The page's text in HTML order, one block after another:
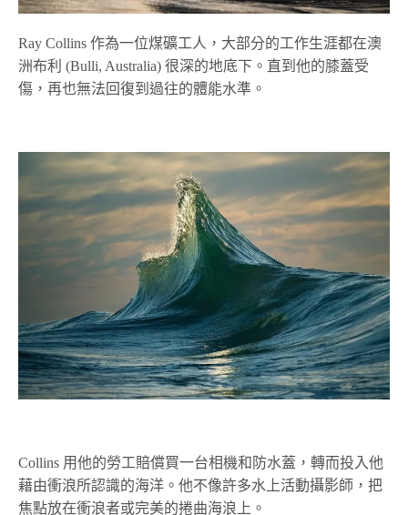
Ray Collins 作為一位煤礦工人，大部分的工作生涯都在澳
洲布利 (Bulli, Australia) 很深的地底下。直到他的膝蓋受
傷，再也無法回復到過往的體能水準。
Collins 用他的勞工賠償買一台相機和防水蓋，轉而投入他
藉由衝浪所認識的海洋。他不像許多水上活動攝影師，把
焦點放在衝浪者或完美的捲曲海浪上。